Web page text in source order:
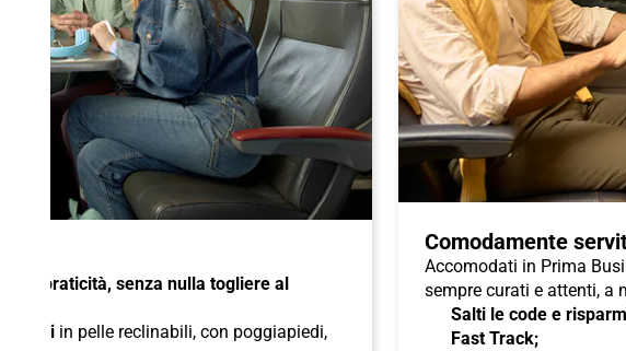
e praticità, senza nulla togliere al
sedili in pelle reclinabili, con poggiapiedi,
Comodamente
Accomodati in Prima
sempre curati e attenti, a
Salti le code e
Fast Track;